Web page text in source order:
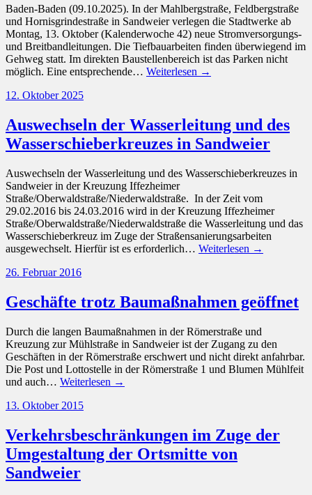
Baden-Baden (09.10.2025). In der Mahlbergstraße, Feldbergstraße
und Hornisgrindestraße in Sandweier verlegen die Stadtwerke ab
Montag, 13. Oktober (Kalenderwoche 42) neue Stromversorgungs-
und Breitbandleitungen. Die Tiefbauarbeiten finden überwiegend im
Gehweg statt. Im direkten Baustellenbereich ist das Parken nicht
möglich. Eine entsprechende… Weiterlesen →
12. Oktober 2025
Auswechseln der Wasserleitung und des
Wasserschieberkreuzes in Sandweier
Auswechseln der Wasserleitung und des Wasserschieberkreuzes in
Sandweier in der Kreuzung Iffezheimer
Straße/Oberwaldstraße/Niederwaldstraße. In der Zeit vom
29.02.2016 bis 24.03.2016 wird in der Kreuzung Iffezheimer
Straße/Oberwaldstraße/Niederwaldstraße die Wasserleitung und das
Wasserschieberkreuz im Zuge der Straßensanierungsarbeiten
ausgewechselt. Hierfür ist es erforderlich… Weiterlesen →
26. Februar 2016
Geschäfte trotz Baumaßnahmen geöffnet
Durch die langen Baumaßnahmen in der Römerstraße und
Kreuzung zur Mühlstraße in Sandweier ist der Zugang zu den
Geschäften in der Römerstraße erschwert und nicht direkt anfahrbar.
Die Post und Lottostelle in der Römerstraße 1 und Blumen Mühlfeit
und auch… Weiterlesen →
13. Oktober 2015
Verkehrsbeschränkungen im Zuge der
Umgestaltung der Ortsmitte von
Sandweier